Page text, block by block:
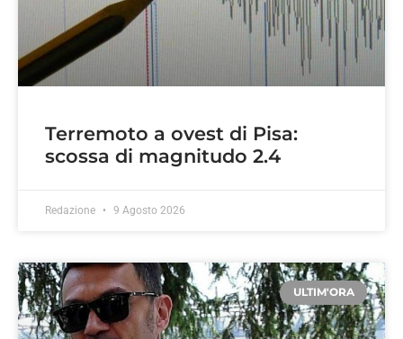
Terremoto a ovest di Pisa:
scossa di magnitudo 2.4
Redazione 9 Agosto 2026
ULTIM'ORA